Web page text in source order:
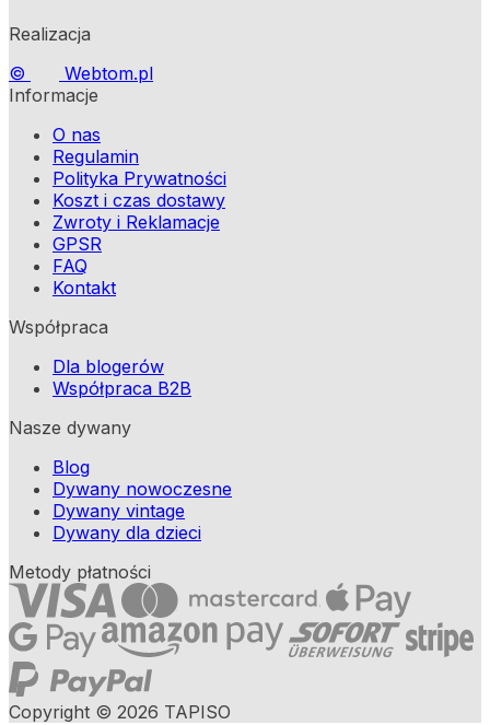
Realizacja
©
Webtom.pl
Informacje
O nas
Regulamin
Polityka Prywatności
Koszt i czas dostawy
Zwroty i Reklamacje
GPSR
FAQ
Kontakt
Współpraca
Dla blogerów
Współpraca B2B
Nasze dywany
Blog
Dywany nowoczesne
Dywany vintage
Dywany dla dzieci
Metody płatności
Copyright © 2026 TAPISO